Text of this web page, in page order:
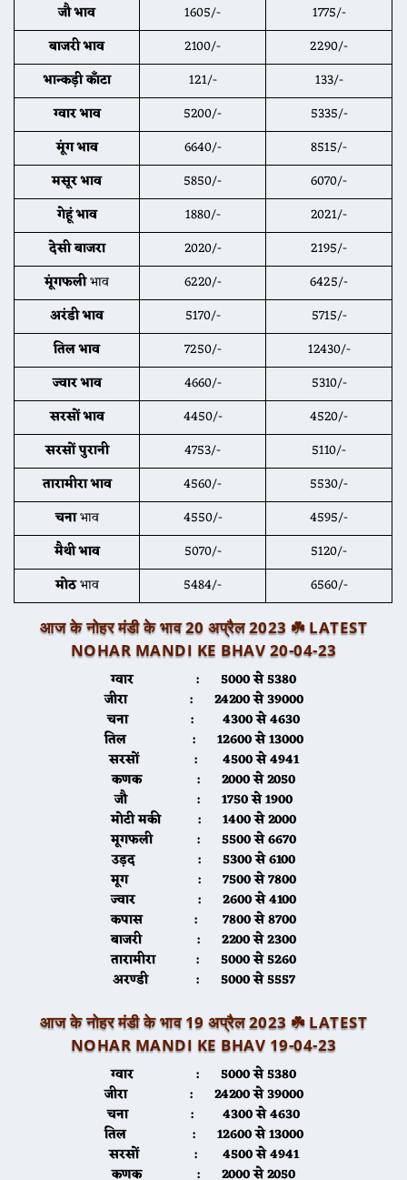
जौभाव 1605/-
1775/-
बाजरी भाव
2100/-
2290/-
भान्कड़ी काँटा
121/-
133/-
ग्वार भाव
5200/-
5335/-
मूंगभाव 6640/-
8515/-
मसूर भाव
5850/-
6070/-
गेहूं भाव
1880/-
2021/-
देसी बाजरा
2020/-
2195/-
मूंगफलीभाव 6220/-
6425/-
अरंडी भाव
5170/-
5715/-
तिलभाव 7250/-
12430/-
ज्वारभाव 4660/-
5310/-
सरसों भाव
4450/-
4520/-
सरसों पुरानी
4753/-
5110/-
तारामीरा भाव
4560/-
5530/-
चनाभाव 4550/-
4595/-
मैथी भाव
5070/-
5120/-
मोठभाव 5484/- 6560/-
आज के नोहर मंडी के भाव 20 अप्रैल 2023 ☘️ LATEST
NOHAR MANDI KE BHAV 20-04-23
ग्वार :
5000 से 5380
जीरा :
24200 से 39000
चना : 4300 से 4630
तिल :
12600 से 13000
सरसों :
4500 से 4941
कणक :
2000 से 2050
जौ :
1750 से 1900
मोटी मकी :
1400 से 2000
मूगफली :
5500 से 6670
उड़द :
5300 से 6100
मूग :
7500 से 7800
ज्वार :
2600 से 4100
कपास :
7800 से 8700
बाजरी :
2200 से 2300
तारामीरा :
5000 से 5260
अरण्डी : 5000 से 5557
आज के नोहर मंडी के भाव 19 अप्रैल 2023 ☘️ LATEST
NOHAR MANDI KE BHAV 19-04-23
ग्वार :
5000 से 5380
जीरा :
24200 से 39000
चना : 4300 से 4630
तिल :
12600 से 13000
सरसों :
4500 से 4941
कणक :
2000 से 2050